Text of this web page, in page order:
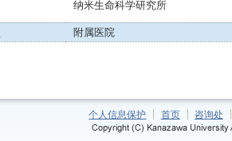
纳米生命科学研究所
附属医院
个人信息保护 首页 咨询处